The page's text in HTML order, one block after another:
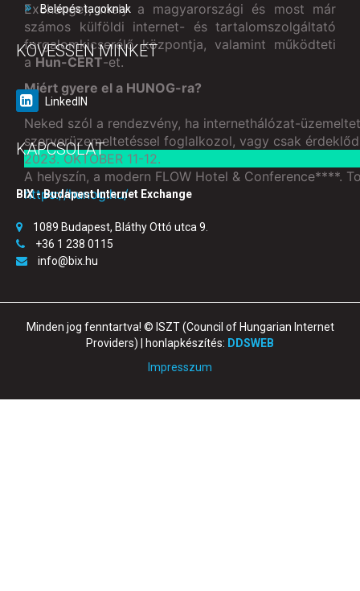
Exchange), mely a magyarországi és most már
számos külföldi internet- és tartalomszolgáltató
forgalomkicserélő központja, valamint működteti
a Hun-CERT-et.
Miért gyere el a HUNOG-ra?
Neked szól a rendezvény, ha internethálózat-
szerverüzemeltetéssel foglalkozol, vagy csak
2023. OKTÓBER 11-12.
A helyszín, a modern FLOW Hotel & Conference****.
https://hunog.hu/
Belépés tagoknak
KÖVESSEN MINKET
LinkedIN
KAPCSOLAT
BIX - Budapest Internet Exchange
1089 Budapest, Bláthy Ottó utca 9.
+36 1 238 0115
info@bix.hu
Minden jog fenntartva! © ISZT (Council of Hungarian Internet
Providers) | honlapkészítés: DDSWEB
Impresszum